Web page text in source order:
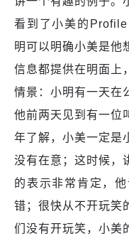
看到了小美的
明可以明确小美是他
信息都提供在明面上
情景：小明有一天在
他前两天见到有一位
年了解，小美一定是
没有在意；这时候，
的表示非常肯定，
错；很快从不开玩笑
们没有开玩笑，小美